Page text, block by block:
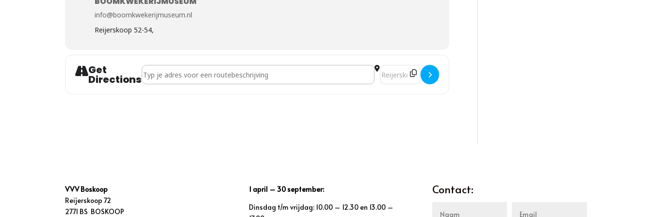
info@boomkwekerijmuseum.nl
Reijerskoop 52-54,
Get
Directions
Address - Vaar naar de vrijheid [] Destination Address - Vaar naar de vrijheid []
VVV Boskoop
Reijerskoop 72
2771 BS BOSKOOP
1 april – 30 september:
Dinsdag t/m vrijdag: 10.00 – 12.30 en 13.00 –
Contact: